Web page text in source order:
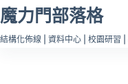
跳
至
主
魔力門部落格
結構化佈線 | 資料中心 | 校園研習